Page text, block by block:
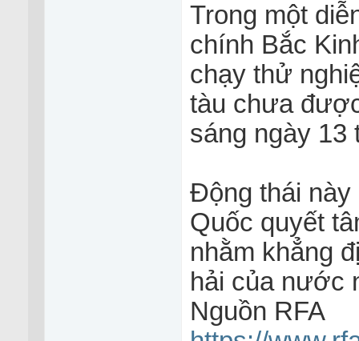
Trong một
chính Bắc
chạy thử
tàu chưa
sáng ngày 13
Động thái
Quốc quyết
nhằm khẳng
hải của nước
Nguồn RFA